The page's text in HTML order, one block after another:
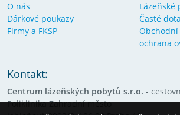
O nás
Dárkové poukazy
Firmy a FKSP
Lázeňské
Časté
ochrana
Kontakt:
Centrum lázeňských pobytů s.r.o. -
Poliklinika Zahradní město